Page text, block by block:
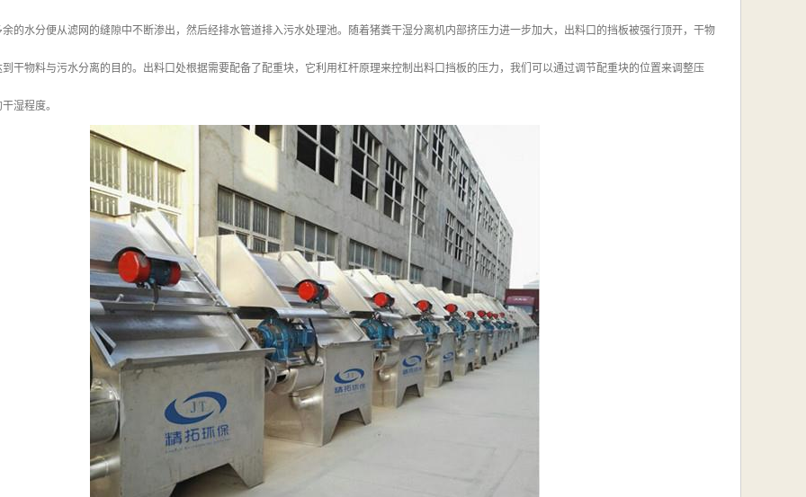
的水分便从滤网的缝隙中不断渗出，然后经排水管道排入污水处理池。随着猪粪干湿分离机内部挤压力进一步加大，出料口的挡板被强行顶开，干物
干物料与污水分离的目的。出料口处根据需要配备了配重块，它利用杠杆原理来控制出料口挡板的压力，我们可以通过调节配重块的位置来调整压
湿程度。